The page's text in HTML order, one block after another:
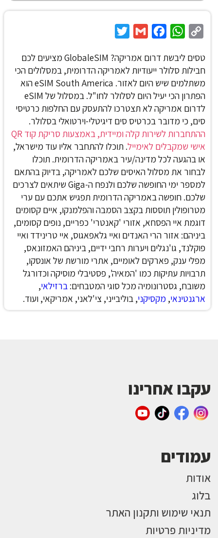
Copy
WhatsApp
Facebook
Gmail
טסים ליבשת דרום אמריקה? GlobaleSIM מציעים לכם
חבילות סלולר ייעודיות לאמריקה הדרומית, במסלולים הכי
משתלמים שיש היום לאזור. eSIM South America
הוא
הפתרון הכי יעיל היום לסלולר לחו"ל. במסלול של eSIM
לדרום אמריקה לא תצטרכו להתעסק עם החלפות כרטיסי
סים, כי מדובר בכרטיס סים דיגיטלי-וירטואלי בסלולר.
ההתחברות לשירות קלה ומיידית, באמצעות סריקת קוד QR
אישי שמקבלים לאימייל. תוכלו להתחבר אליו עוד מישראל,
או בהגעה לכל מדינה/עיר באמריקה הדרומית. תוכלו
לבחור את מסלול האיסים שלכם לאמריקה, בדיוק בהתאם
למספר ימי החופשה שלכם ולנפח ה-Giga שיתאים לצרכים
שלכם.חופשה באמריקה הדרומית תפגיש אתכם עם ערי
מטרופולין תוססות בקצב הסמבה והפלמנקו, איים קסומים
דוגמת איי הפסחא, אזורי 'קאנטרי' כפריים, נופים קסומים,
ביניהם: אזור הרי האנדים ואיי גלאפאגוס, איי טרינידד ואיי
פוקלנד, גו'נגלים ויערות רחבי ידיים, ביניהם האמזונאס,
מפלי ענק, פארקים לאומיים, אתרי מורשת של אונסקו,
תרבויות עתיקות כמו 'המאיה', פסטיבלי מוסיקה וכדורגל
משובח, גסטרונומיה מכל סוגי המטבחים:ברזילאי,
ארגנטינאי,מקסיקני, בוליבייני, צי'לאני, אמריקאי, ועוד.
עקבו אחרינו
עמודים
אודות
בלוג
תנאי שימוש ותקנון האתר
מדיניות פרטיות